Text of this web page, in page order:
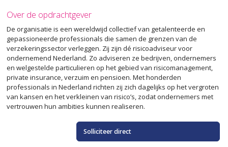
Over de opdrachtgever
De organisatie is een wereldwijd collectief van getalenteerde en
gepassioneerde professionals die samen de grenzen van de
verzekeringssector verleggen. Zij zijn dé risicoadviseur voor
ondernemend Nederland. Zo adviseren ze bedrijven, ondernemers
en welgestelde particulieren op het gebied van risicomanagement,
private insurance, verzuim en pensioen. Met honderden
professionals in Nederland richten zij zich dagelijks op het vergroten
van kansen en het verkleinen van risico’s, zodat ondernemers met
vertrouwen hun ambities kunnen realiseren.
Solliciteer direct